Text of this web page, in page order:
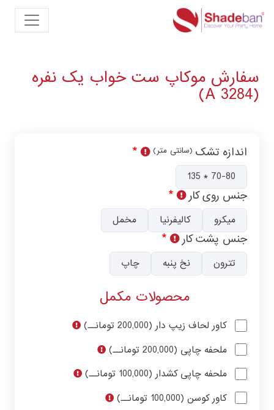
سفارش موکاپ ست خواب یک نفره
(A 3284)
اندازه تشک (سانتی متر)
70-80 * 135
جنس روی کار
میکرو کالیفرنیا مخمل
جنس پشت کار
تترون نخ پنبه چاپ
محصولات مکمل
کاور لحاف زیپ دار (200,000 تومانــ)
ملحفه چاپی (200,000 تومانــ)
ملحفه چاپی کشدار (100,000 تومانــ)
کاور کوسن (100,000 تومانــ)